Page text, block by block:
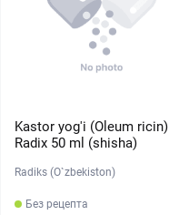
Kastor yog'i (Oleum ricin)
Radix 50 ml (shisha)
Radiks (O`zbekiston)
Без рецепта